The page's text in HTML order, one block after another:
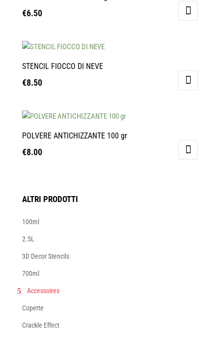
€6.50
STENCIL FIOCCO DI NEVE
€8.50
POLVERE ANTICHIZZANTE 100 gr
€8.00
ALTRI PRODOTTI
100ml
2.5L
3D Decor Stencils
700ml
Accessoires
Coperte
Crackle Effect